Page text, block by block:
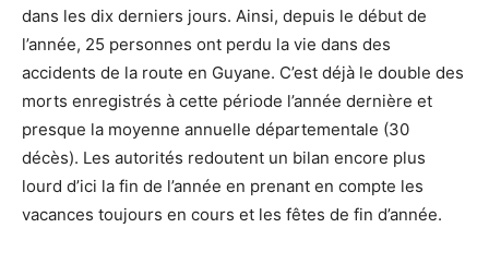
dans les dix derniers jours. Ainsi, depuis le début de
l’année, 25 personnes ont perdu la vie dans des
accidents de la route en Guyane. C’est déjà le double des
morts enregistrés à cette période l’année dernière et
presque la moyenne annuelle départementale (30
décès). Les autorités redoutent un bilan encore plus
lourd d’ici la fin de l’année en prenant en compte les
vacances toujours en cours et les fêtes de fin d’année.